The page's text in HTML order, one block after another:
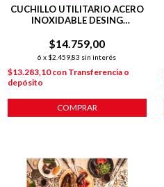
CUCHILLO UTILITARIO ACERO
INOXIDABLE DESING
$14.759,00
6 x $2.459,83 sin interés
$13.283,10con Transferencia o
depósito
COMPRAR